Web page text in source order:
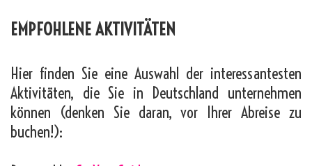
EMPFOHLENE AKTIVITÄTEN
Hier finden Sie eine Auswahl der interessantesten
Aktivitäten, die Sie in Deutschland unternehmen
können (denken Sie daran, vor Ihrer Abreise zu
buchen!):